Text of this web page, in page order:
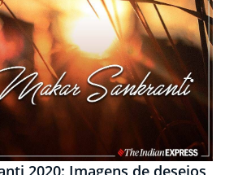
2020: Imagens de desejos,